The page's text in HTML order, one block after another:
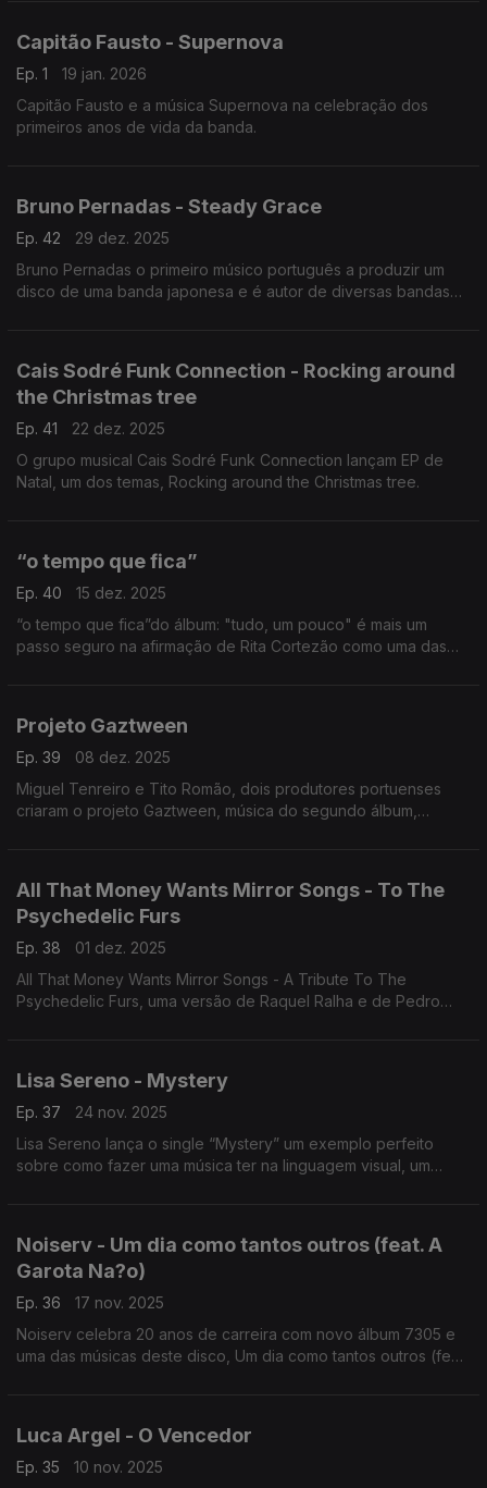
Capitão Fausto - Supernova
Ep. 1
19 jan. 2026
Capitão Fausto e a música Supernova na celebração dos
primeiros anos de vida da banda.
Bruno Pernadas - Steady Grace
Ep. 42
29 dez. 2025
Bruno Pernadas o primeiro músico português a produzir um
disco de uma banda japonesa e é autor de diversas bandas
Cais Sodré Funk Connection - Rocking around
the Christmas tree
Ep. 41
22 dez. 2025
O grupo musical Cais Sodré Funk Connection lançam EP de
Natal, um dos temas, Rocking around the Christmas tree.
“o tempo que fica”
Ep. 40
15 dez. 2025
“o tempo que fica”do álbum: "tudo, um pouco" é mais um
passo seguro na afirmação de Rita Cortezão como uma das
Projeto Gaztween
Ep. 39
08 dez. 2025
Miguel Tenreiro e Tito Romão, dois produtores portuenses
criaram o projeto Gaztween, música do segundo álbum,
All That Money Wants Mirror Songs - To The
Psychedelic Furs
Ep. 38
01 dez. 2025
All That Money Wants Mirror Songs - A Tribute To The
Psychedelic Furs, uma versão de Raquel Ralha e de Pedro
Lisa Sereno - Mystery
Ep. 37
24 nov. 2025
Lisa Sereno lança o single “Mystery” um exemplo perfeito
sobre como fazer uma música ter na linguagem visual, um
Noiserv - Um dia como tantos outros (feat. A
Garota Na?o)
Ep. 36
17 nov. 2025
Noiserv celebra 20 anos de carreira com novo álbum 7305 e
uma das músicas deste disco, Um dia como tantos outros (feat.
Luca Argel - O Vencedor
Ep. 35
10 nov. 2025